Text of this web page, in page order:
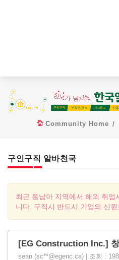
Community Home
구인구직 알바천국
최근 동남아 지역에서 해외 취업
니다. 구직시 반드시 기업의 신
[EG Construction Inc.]
sean (sc**@egenc.ca) | 조회 :